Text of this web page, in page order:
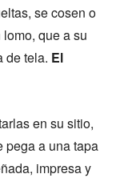
se cosen o
que a su
de tela. El
en su sitio,
pega a una tapa
impresa y